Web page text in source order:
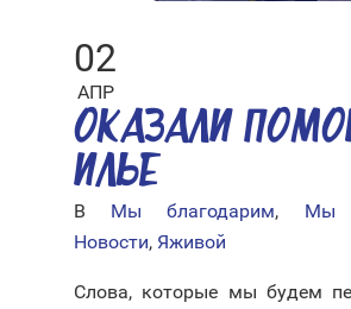
02
АПР
ОКАЗАЛИ
ИЛЬЕ
В Мы благодарим, Мы
Новости, Яживой
Слова, которые мы будем